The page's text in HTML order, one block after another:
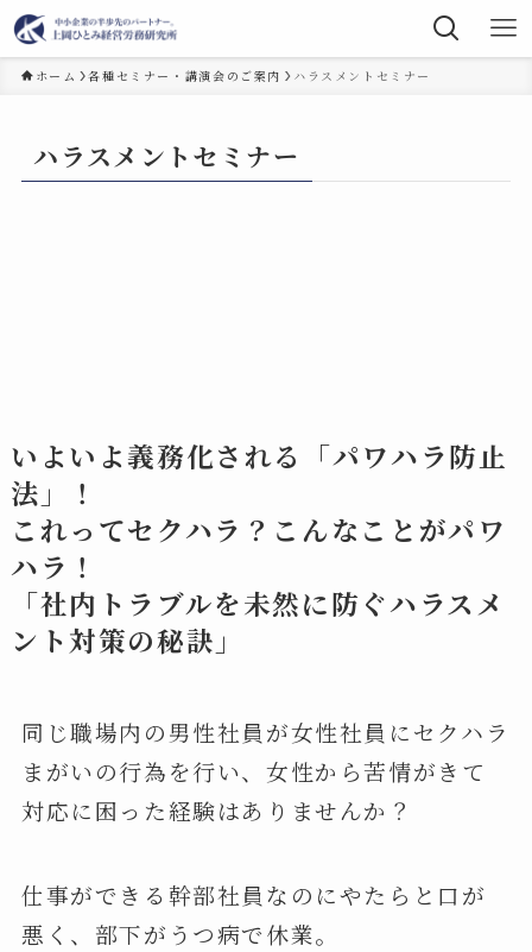
ホーム 各種セミナー・講演会のご案内 ハラスメントセミナー
ハラスメントセミナー
いよいよ義務化される「パワハラ防止
法」！
これってセクハラ？こんなことがパワ
ハラ！
「社内トラブルを未然に防ぐハラスメ
ント対策の秘訣」
同じ職場内の男性社員が女性社員にセクハラ
まがいの行為を行い、女性から苦情がきて
対応に困った経験はありませんか？
仕事ができる幹部社員なのにやたらと口が
悪く、部下がうつ病で休業。